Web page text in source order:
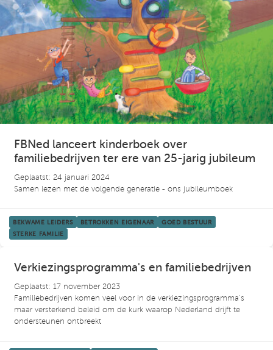
FBNed lanceert kinderboek over
familiebedrijven ter ere van 25-jarig jubileum
Geplaatst: 24 januari 2024
Samen lezen met de volgende generatie - ons jubileumboek
BEKWAME LEIDERS BETROKKEN EIGENAAR
GOED BESTUUR
STERKE FAMILIE
Verkiezingsprogramma's en familiebedrijven
Geplaatst: 17 november 2023
Familiebedrijven komen veel voor in de verkiezingsprogramma’s
maar versterkend beleid om de kurk waarop Nederland drijft te
ondersteunen ontbreekt